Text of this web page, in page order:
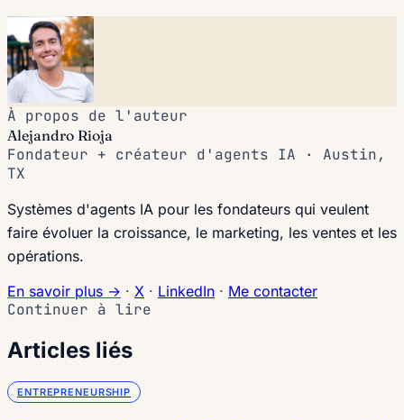
À propos de l'auteur
Alejandro Rioja
Fondateur + créateur d'agents IA · Austin,
TX
Systèmes d'agents IA pour les fondateurs qui veulent
faire évoluer la croissance, le marketing, les ventes et les
opérations.
En savoir plus → · X · LinkedIn · Me contacter
Continuer à lire
Articles liés
ENTREPRENEURSHIP